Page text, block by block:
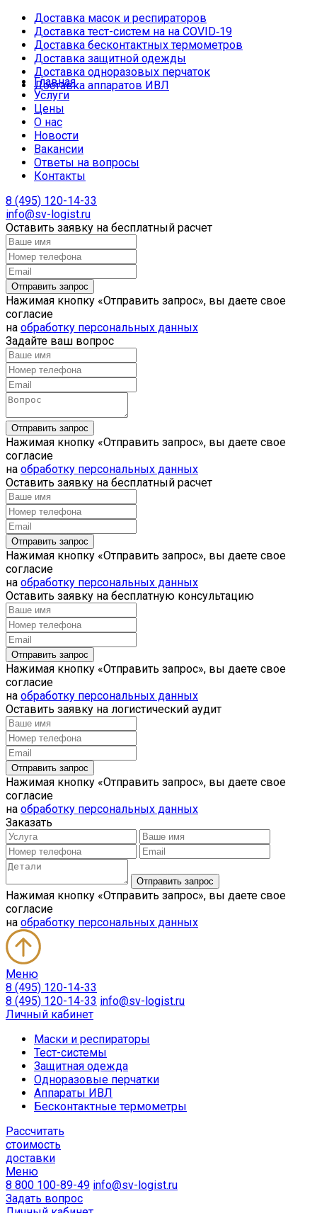
Доставка масок и респираторов
Доставка тест-систем на на COVID‑19
Доставка бесконтактных термометров
Доставка защитной одежды
Доставка одноразовых перчаток
Доставка аппаратов ИВЛ
Главная
Услуги
Цены
О нас
Новости
Вакансии
Ответы на вопросы
Контакты
8 (495) 120-14-33
info@sv-logist.ru
Оставить заявку на бесплатный расчет
Нажимая кнопку «Отправить запрос», вы даете свое
согласие
на обработку персональных данных
Задайте ваш вопрос
Нажимая кнопку «Отправить запрос», вы даете свое
согласие
на обработку персональных данных
Оставить заявку на бесплатный расчет
Нажимая кнопку «Отправить запрос», вы даете свое
согласие
на обработку персональных данных
Оставить заявку на бесплатную консультацию
Нажимая кнопку «Отправить запрос», вы даете свое
согласие
на обработку персональных данных
Оставить заявку на логистический аудит
Нажимая кнопку «Отправить запрос», вы даете свое
согласие
на обработку персональных данных
Заказать
Нажимая кнопку «Отправить запрос», вы даете свое
согласие
на обработку персональных данных
Меню
8 (495) 120-14-33
8 (495) 120-14-33 info@sv-logist.ru
Личный кабинет
Маски и респираторы
Тест-системы
Защитная одежда
Одноразовые перчатки
Аппараты ИВЛ
Бесконтактные термометры
Расcчитать
стоимость
доставки
Меню
8 800 100-89-49 info@sv-logist.ru
Задать вопрос